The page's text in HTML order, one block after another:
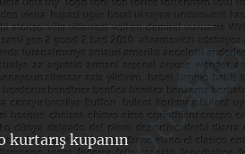
kurtarış kupanın